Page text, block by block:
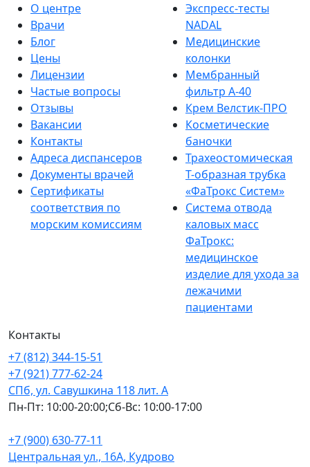
О центре
Врачи
Блог
Цены
Лицензии
Частые вопросы
Отзывы
Вакансии
Контакты
Адреса диспансеров
Документы врачей
Сертификаты
соответствия по
морским комиссиям
Экспресс-тесты
NADAL
Медицинские
колонки
Мембранный
фильтр A-40
Крем Велстик-ПРО
Косметические
баночки
Трахеостомическая
Т-образная трубка
«ФаТрокс Систем»
Система отвода
каловых масс
ФаТрокс:
медицинское
изделие для ухода за
лежачими
пациентами
Контакты
+7 (812) 344-15-51
+7 (921) 777-62-24
СПб, ул. Савушкина 118 лит. А
Пн-Пт: 10:00-20:00;Сб-Вс: 10:00-17:00
+7 (900) 630-77-11
Центральная ул., 16А, Кудрово